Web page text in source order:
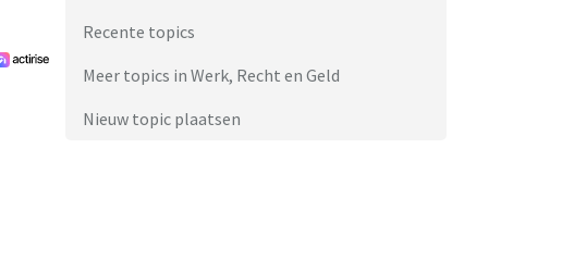
Recente topics
Meer topics in Werk, Recht en Geld
Nieuw topic plaatsen